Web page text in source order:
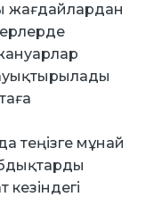
жағдайлардан
теңізге мұнай